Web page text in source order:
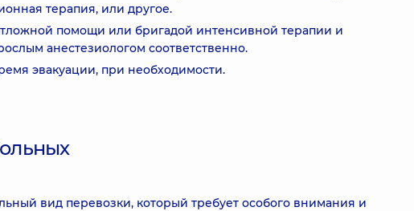
терапия, или другое.
помощи или бригадой интенсивной терапии и
анестезиологом соответственно.
эвакуации, при необходимости.
вид перевозки, который требует особого внимания и